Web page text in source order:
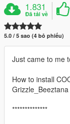
1.831
Đã tải về
5.0 / 5 sao (4 bỏ phiếu)
Just came to me
How to install
Grizzle_Beeztana
**************